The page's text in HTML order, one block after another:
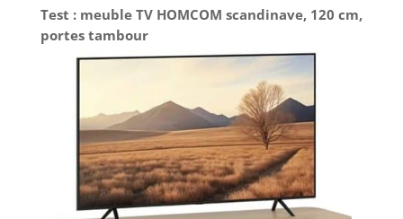
Test : meuble TV HOMCOM scandinave, 120 cm,
portes tambour